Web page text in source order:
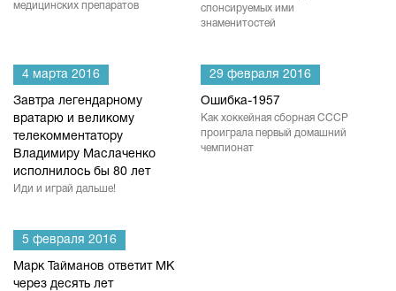
медицинских препаратов
спонсируемых ими
знаменитостей
4 марта 2016
Завтра легендарному
вратарю и великому
телекомментатору
Владимиру Маслаченко
исполнилось бы 80 лет
Иди и играй дальше!
29 февраля 2016
Ошибка-1957
Как хоккейная сборная СССР
проиграла первый домашний
чемпионат
5 февраля 2016
Марк Тайманов ответит МК
через десять лет